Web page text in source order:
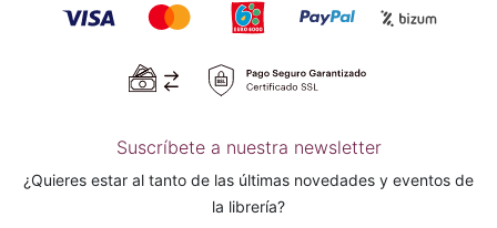
Suscríbete a nuestra newsletter
¿Quieres estar al tanto de las últimas novedades y eventos de
la librería?